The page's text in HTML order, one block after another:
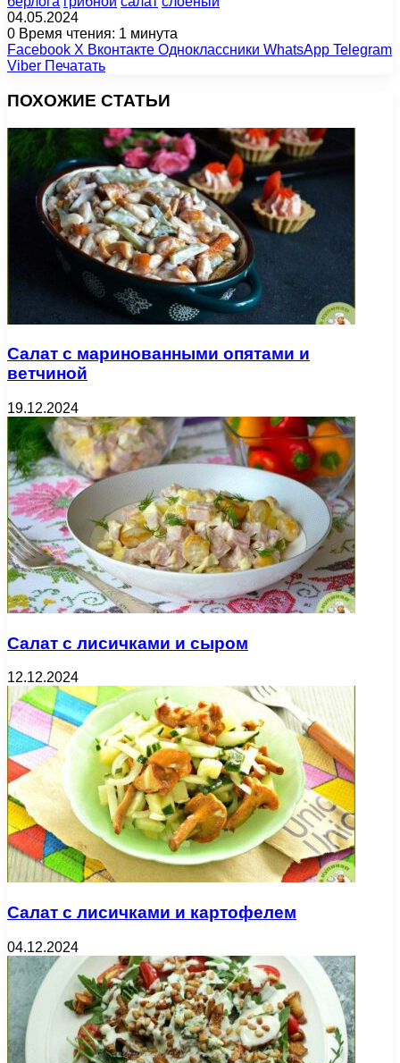
04.05.2024
0 Время чтения: 1 минута
Facebook X Вконтакте Одноклассники WhatsApp Telegram
Viber Печатать
ПОХОЖИЕ СТАТЬИ
Салат с маринованными опятами и
ветчиной
19.12.2024
Салат с лисичками и сыром
12.12.2024
Салат с лисичками и картофелем
04.12.2024